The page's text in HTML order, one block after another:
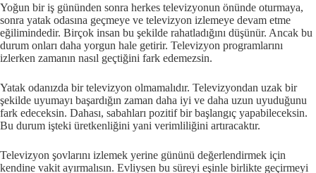
Yoğun bir iş gününden sonra herkes televizyonun önünde oturmaya,
sonra yatak odasına geçmeye ve televizyon izlemeye devam etme
eğilimindedir. Birçok insan bu şekilde rahatladığını düşünür. Ancak bu
durum onları daha yorgun hale getirir. Televizyon programlarını
izlerken zamanın nasıl geçtiğini fark edemezsin.
Yatak odanızda bir televizyon olmamalıdır. Televizyondan uzak bir
şekilde uyumayı başardığın zaman daha iyi ve daha uzun uyuduğunu
fark edeceksin. Dahası, sabahları pozitif bir başlangıç yapabileceksin.
Bu durum işteki üretkenliğini yani verimliliğini artıracaktır.
Televizyon şovlarını izlemek yerine gününü değerlendirmek için
kendine vakit ayırmalısın. Evliysen bu süreyi eşinle birlikte geçirmeyi